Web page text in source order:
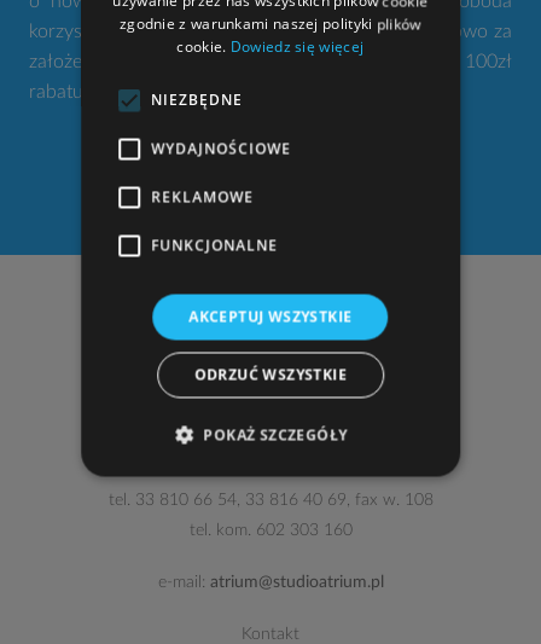
korzystania z narzędzi gdziekolwiek jesteś. Dodatkowo za
założenie konta otrzymujesz od nas w prezencie 100zł
rabatu na zakup projektu domu.
NASZE ADRESY
STUDIO ATRIUMLelek, Godlewski sp. j."
al. Armii Krajowej 220 (pawilon II, pok. 205)
tel. 33 810 66 54, 33 816 40 69, fax w. 108
tel. kom. 602 303 160
e-mail: atrium@studioatrium.pl
Kontakt
zgodnie z warunkami naszej polityki plików
cookie. Dowiedz się więcej
NIEZBĘDNE
WYDAJNOŚCIOWE
REKLAMOWE
FUNKCJONALNE
AKCEPTUJ WSZYSTKIE
ODRZUĆ WSZYSTKIE
POKAŻ SZCZEGÓŁY